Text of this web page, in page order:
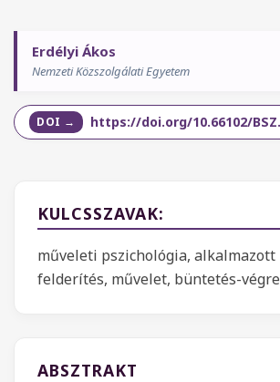
Erdélyi Ákos
Nemzeti Közszolgálati Egyetem
https://doi.org/10.66102/
KULCSSZAVAK:
műveleti pszichológia,
felderítés, művelet, büntetés-
ABSZTRAKT